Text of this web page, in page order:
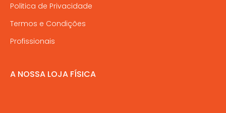
Politica de Privacidade
Termos e Condições
Profissionais
A NOSSA LOJA FÍSICA